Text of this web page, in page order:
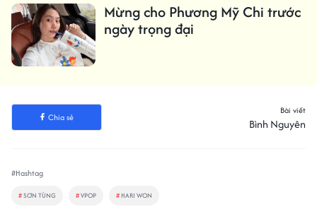
Mừng cho Phương Mỹ Chi trước
ngày trọng đại
Chia sẻ
Bài viết
Bình Nguyên
#Hashtag
#SƠN TÙNG #VPOP # HARI WON